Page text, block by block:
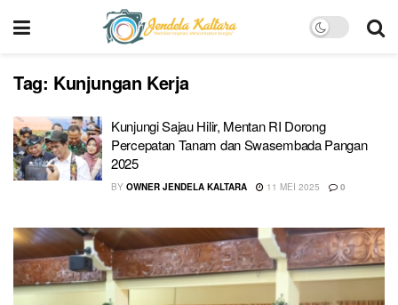
Tag: Kunjungan Kerja
Kunjungi Sajau Hilir, Mentan RI Dorong
Percepatan Tanam dan Swasembada Pangan
2025
BY OWNER JENDELA KALTARA 11 MEI 2025 0